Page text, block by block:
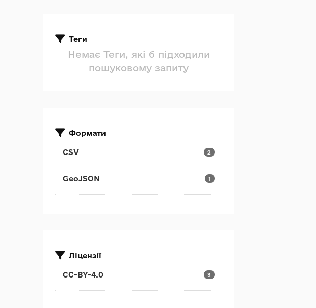
Теги
Немає Теги, які б підходили
пошуковому запиту
Формати
CSV 2
GeoJSON 1
Ліцензії
CC-BY-4.0 3